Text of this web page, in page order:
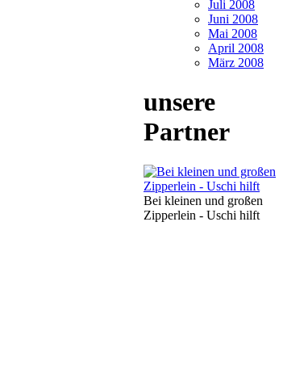
Juli 2008
Juni 2008
Mai 2008
April 2008
März 2008
unsere
Partner
Bei kleinen und großen
Zipperlein - Uschi hilft